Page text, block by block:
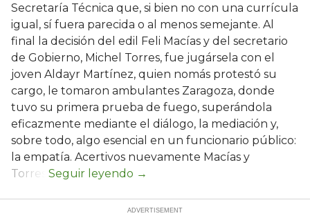
Secretaría Técnica que, si bien no con una currícula
igual, sí fuera parecida o al menos semejante. Al
final la decisión del edil Feli Macías y del secretario
de Gobierno, Michel Torres, fue jugársela con el
joven Aldayr Martínez, quien nomás protestó su
cargo, le tomaron ambulantes Zaragoza, donde
tuvo su primera prueba de fuego, superándola
eficazmente mediante el diálogo, la mediación y,
sobre todo, algo esencial en un funcionario público:
la empatía. Acertivos nuevamente Macías y
Torres.